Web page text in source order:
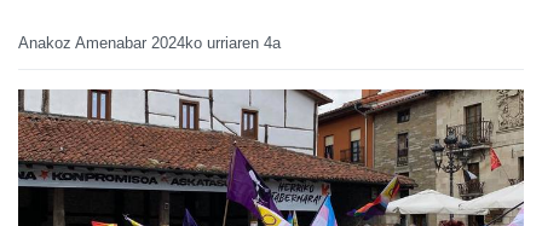
Anakoz Amenabar 2024ko urriaren 4a